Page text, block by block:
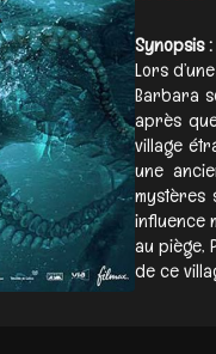
Synopsis :
Lors
Barbara
après
village
une
mystères
influence
au piège,
de ce